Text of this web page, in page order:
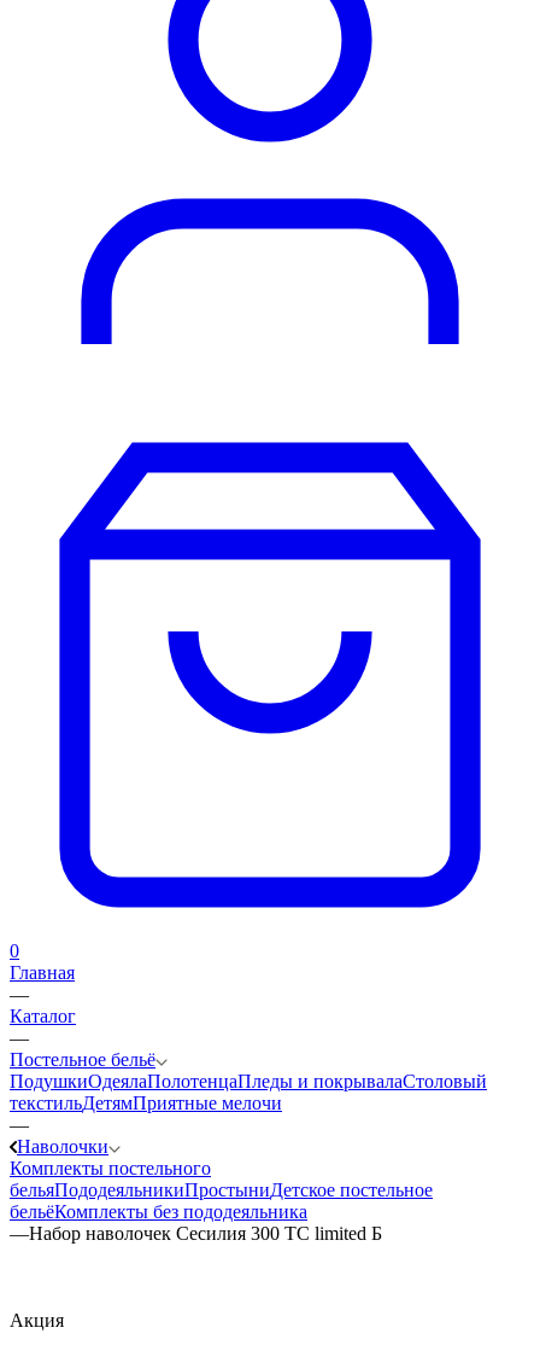
0
Главная
—
Каталог
—
Постельное бельё
ПодушкиОдеялаПолотенцаПледы и покрывалаСтоловый
текстильДетямПриятные мелочи
—
Наволочки
Комплекты постельного
бельяПододеяльникиПростыниДетское постельное
бельёКомплекты без пододеяльника
—Набор наволочек Сесилия 300 TC limited Б
Акция